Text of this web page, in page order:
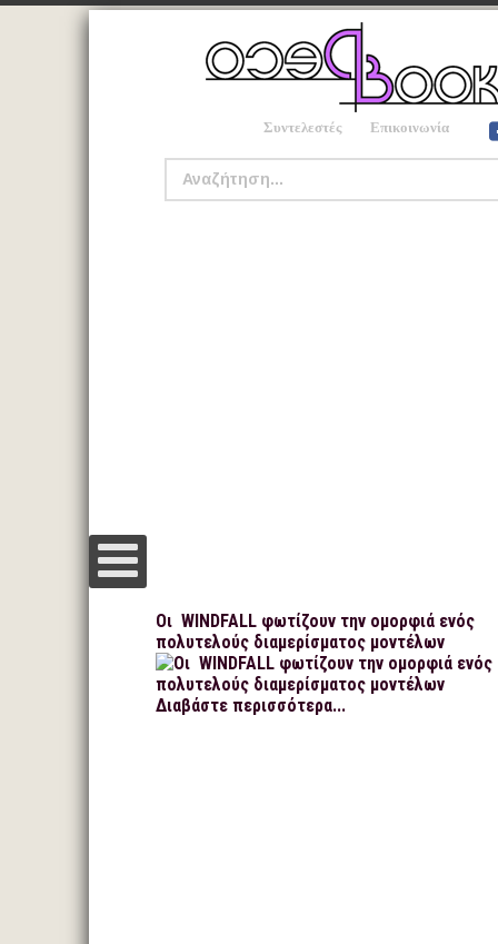
Συντελεστές Επικοινωνία
Οι WINDFALL φωτίζουν την ομορφιά ενός
πολυτελούς διαμερίσματος μοντέλων
Διαβάστε περισσότερα...